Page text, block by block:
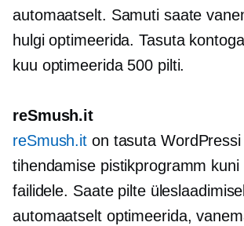
automaatselt. Samuti saate
hulgi optimeerida. Tasuta
kuu optimeerida 500 pilti.
reSmush.it
reSmush.it on tasuta WordPressi
tihendamise pistikprogramm kuni
failidele. Saate pilte üleslaadimisel
automaatselt optimeerida,